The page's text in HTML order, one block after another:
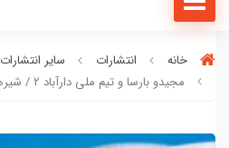
خانه انتشارات سایر انتشارات
مجیدو بارسا و تیم ملی دارآباد 2 / شیرهای کابل